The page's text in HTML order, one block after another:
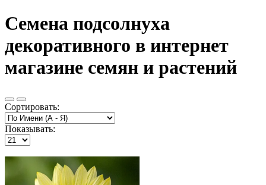
Семена подсолнуха
декоративного в интернет
магазине семян и растений
Сортировать:
Показывать: